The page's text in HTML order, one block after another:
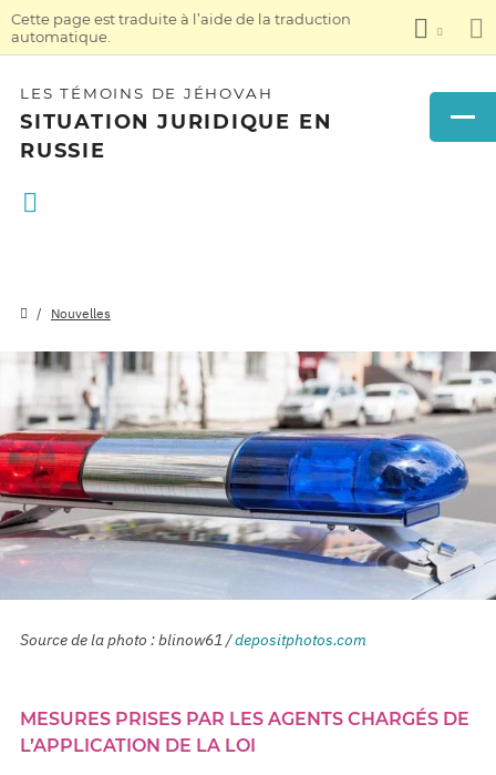
Cette page est traduite à l’aide de la traduction
automatique.
LES TÉMOINS DE JÉHOVAH
SITUATION JURIDIQUE EN
RUSSIE
Nouvelles
Source de la photo : blinow61 /depositphotos.com
MESURES PRISES PAR LES AGENTS CHARGÉS DE
L’APPLICATION DE LA LOI